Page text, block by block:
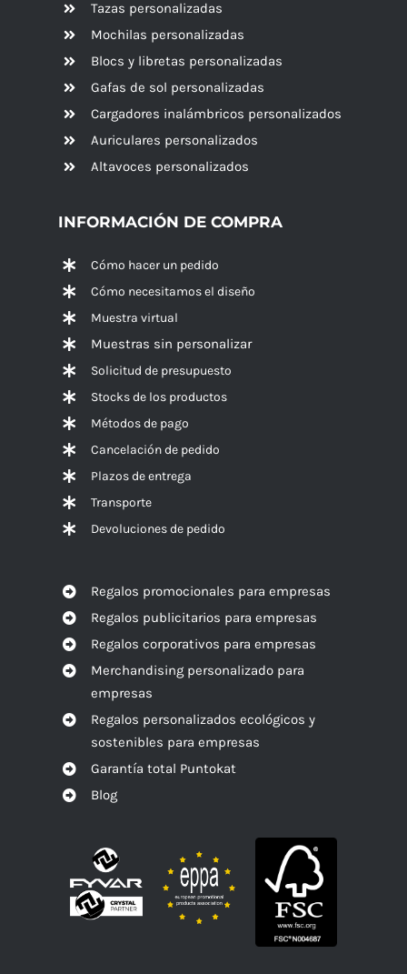
Tazas personalizadas
Mochilas personalizadas
Blocs y libretas personalizadas
Gafas de sol personalizadas
Cargadores inalámbricos personalizados
Auriculares personalizados
Altavoces personalizados
INFORMACIÓN DE COMPRA
Cómo hacer un pedido
Cómo necesitamos el diseño
Muestra virtual
Muestras sin personalizar
Solicitud de presupuesto
Stocks de los productos
Métodos de pago
Cancelación de pedido
Plazos de entrega
Transporte
Devoluciones de pedido
Regalos promocionales para empresas
Regalos publicitarios para empresas
Regalos corporativos para empresas
Merchandising personalizado para
empresas
Regalos personalizados ecológicos y
sostenibles para empresas
Garantía total Puntokat
Blog